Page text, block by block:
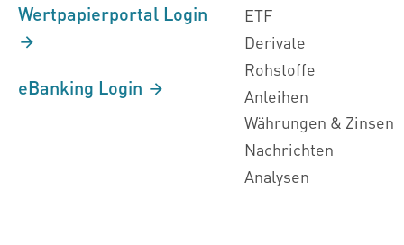
Wertpapierportal Login
eBanking Login
ETF
Derivate
Rohstoffe
Anleihen
Währungen & Zinsen
Nachrichten
Analysen